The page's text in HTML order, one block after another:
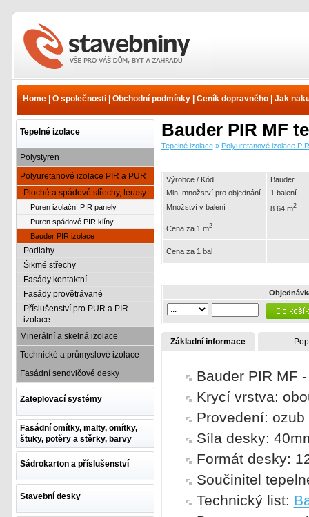
Polyuretanové izolace PIR
střechy, terasy - Bauder
Home| O společnosti| Obchodní podmínky| Ceník dopravného| Jak
Tepelné izolace
Polystyren
Polyuretanové izolace PIR a PUR
Ploché a spádové střechy, terasy
Puren izolační PIR panely
Puren spádové PIR klíny
Bauder PIR izolace
Podlahy
Šikmé střechy
Fasády kontaktní
Fasády provětrávané
Příslušenství pro PUR a PIR
izolace
Minerální a skelná izolace
Technické a průmyslové izolace
Fasádní sendvičové desky
Zateplovací systémy
Fasádní omítky, malty, omítky,
štuky, potěry a stěrky, barvy
Sádrokarton a příslušenství
Stavební desky
Bauder PIR MF
Tepelné izolace» Polyuretanové izolace
Výrobce / Kód
Bauder
Min. množství pro objednání
1 balení
Množství v balení
8.64 m2
Cena za 1 m2
Cena za 1 bal
Základní informace
Bauder PIR MF
Krycí vrstva:
Provedení:
Síla desky:
Formát desky:
Součinitel
Technický list: